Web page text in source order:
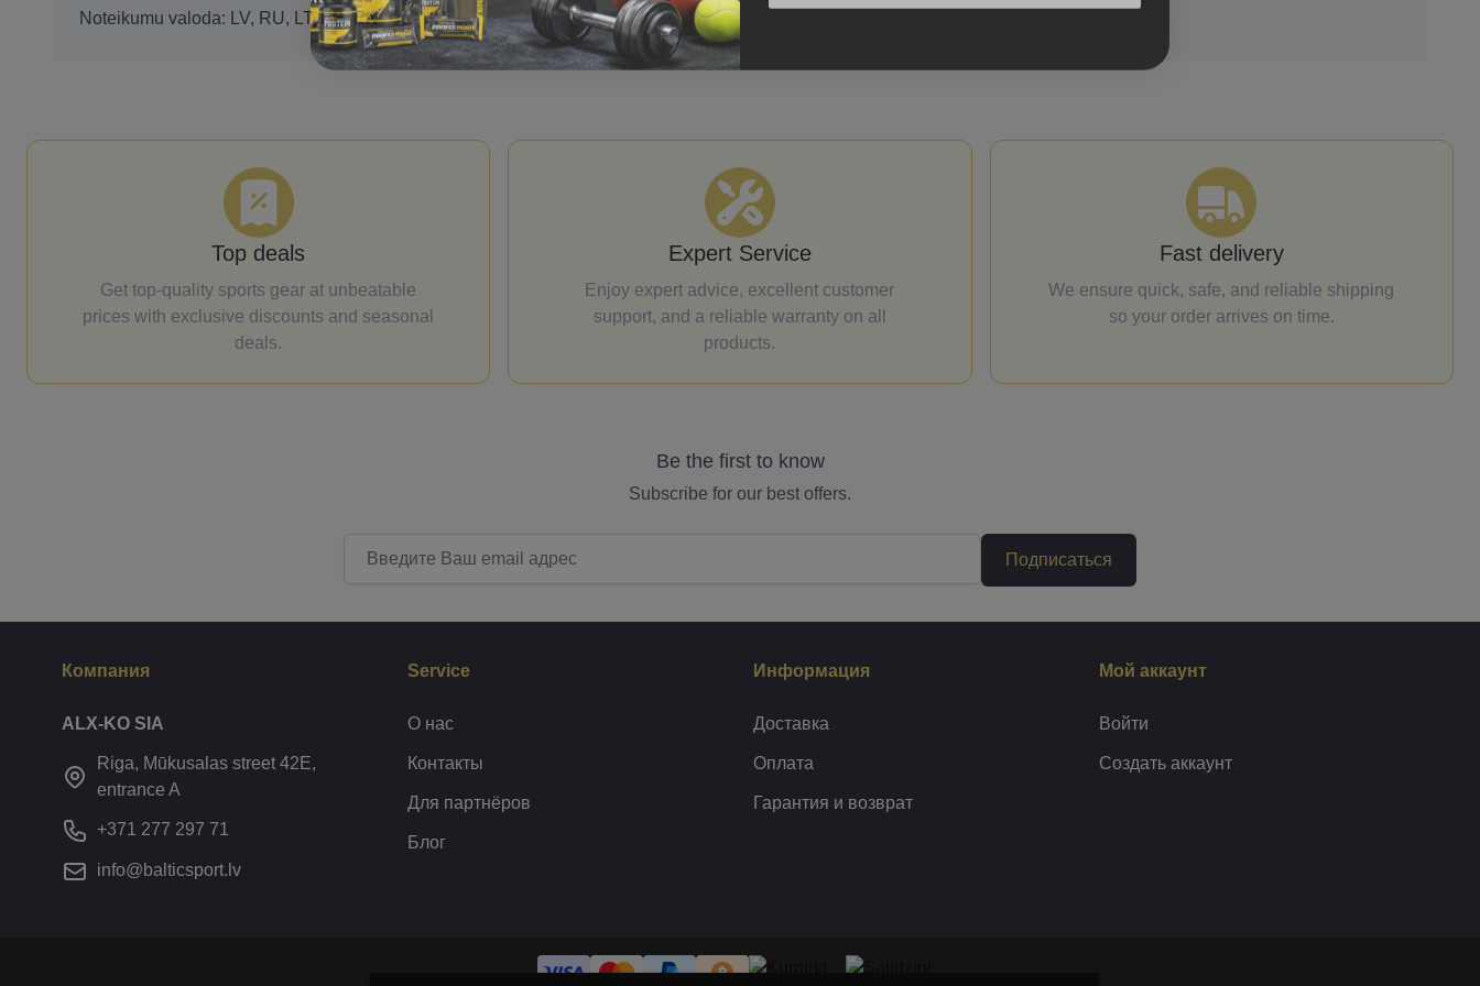
Noteikumu valoda: LV, RU, LT, EE, EN
Top deals
Get top-quality sports gear at unbeatable
prices with exclusive discounts and seasonal
deals.
Expert Service
Enjoy expert advice, excellent customer
support, and a reliable warranty on all
products.
Fast delivery
We ensure quick, safe, and reliable shipping
so your order arrives on time.
Be the first to know
Subscribe for our best offers.
Подписаться
Компания
ALX-KO SIA
Riga, Mūkusalas street 42E,
entrance A
+371 277 297 71
info@balticsport.lv
Service
О нас
Контакты
Для партнёров
Блог
Информация
Доставка
Оплата
Гарантия и возврат
Мой аккаунт
Войти
Создать аккаунт